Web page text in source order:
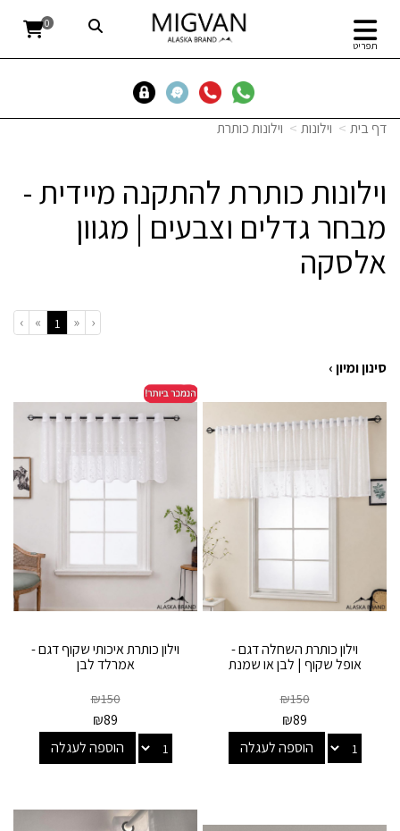
תפריט
0
דף בית וילונות וילונות כותרת
וילונות כותרת להתקנה מיידית -
מבחר גדלים וצבעים | מגוון
אלסקה
‹
«
1
»
›
סינון ומיון ›
וילון כותרת השחלה דגם -
אופל שקוף | לבן או שמנת
₪150
₪89
הוספה לעגלה
וילון כותרת איכותי שקוף דגם -
אמרלד לבן
₪150
₪89
הוספה לעגלה